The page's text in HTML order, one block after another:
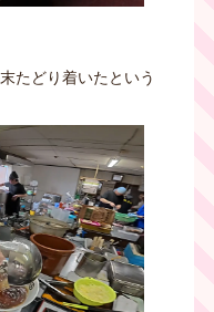
たどり着いたという